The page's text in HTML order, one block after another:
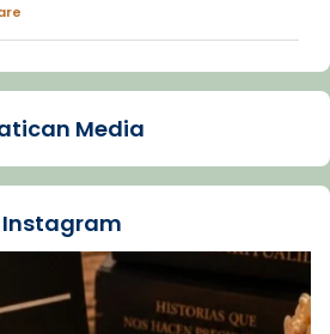
de Barcelona
depressió. Fa gairebé
Lluís Companys, la
comp
Vatican
Media
Instagram